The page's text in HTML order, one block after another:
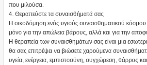
που μιλούσα.
4. Θεραπεύστε τα συναισθήματά σας
Η οικοδόμηση ενός υγιούς συναισθηματικού κόσμου
μόνο για την απώλεια βάρους, αλλά και για την
Η θεραπεία των συναισθημάτων σας είναι μια
θα σας επιτρέψει να βιώσετε χαρούμενα
υγεία, ενέργεια, εμπιστοσύνη, συγχώρεση, θάρρος